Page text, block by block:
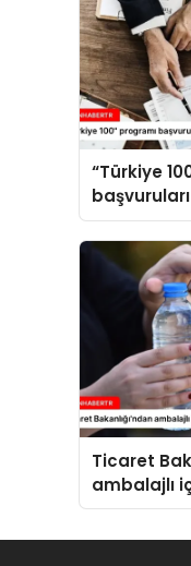
“Türkiye
Ticaret
ambalajlı
haksız